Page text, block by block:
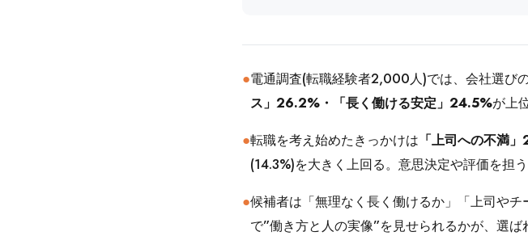
●電通調査(転職経験者2,000人)では、会社選び
ス」26.2%・「長く働ける安定」24.5%が上
●転職を考え始めたきっかけは 「上司への不満
(14.3%)を大きく上回る。意思決定や評価を担
●候補者は「無理なく長く働けるか」「上司や
で”働き方と人の実像”を見せられるかが、選ば